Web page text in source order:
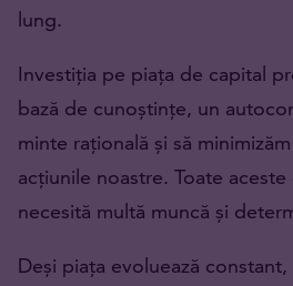
lung.
Investiția pe piața de capital
bază de cunoștințe, un
minte rațională și să
acțiunile noastre. Toate
necesită multă muncă și
Deși piața evoluează